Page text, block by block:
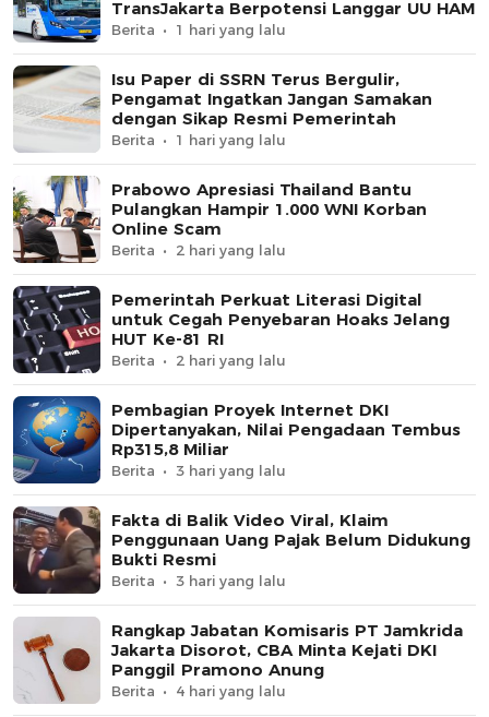
TransJakarta Berpotensi Langgar UU HAM
Berita 1 hari yang lalu
Isu Paper di SSRN Terus Bergulir,
Pengamat Ingatkan Jangan Samakan
dengan Sikap Resmi Pemerintah
Berita 1 hari yang lalu
Prabowo Apresiasi Thailand Bantu
Pulangkan Hampir 1.000 WNI Korban
Online Scam
Berita 2 hari yang lalu
Pemerintah Perkuat Literasi Digital
untuk Cegah Penyebaran Hoaks Jelang
HUT Ke-81 RI
Berita 2 hari yang lalu
Pembagian Proyek Internet DKI
Dipertanyakan, Nilai Pengadaan Tembus
Rp315,8 Miliar
Berita 3 hari yang lalu
Fakta di Balik Video Viral, Klaim
Penggunaan Uang Pajak Belum Didukung
Bukti Resmi
Berita 3 hari yang lalu
Rangkap Jabatan Komisaris PT Jamkrida
Jakarta Disorot, CBA Minta Kejati DKI
Panggil Pramono Anung
Berita 4 hari yang lalu